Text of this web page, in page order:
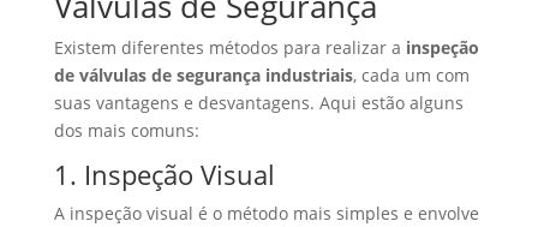
Existem diferentes métodos para realizar a inspeção
de válvulas de segurança industriais, cada um com
suas vantagens e desvantagens. Aqui estão alguns
dos mais comuns:
1. Inspeção Visual
A inspeção visual é o método mais simples e envolve